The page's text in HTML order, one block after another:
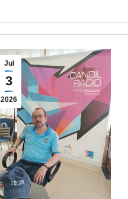
Jul
3
2026